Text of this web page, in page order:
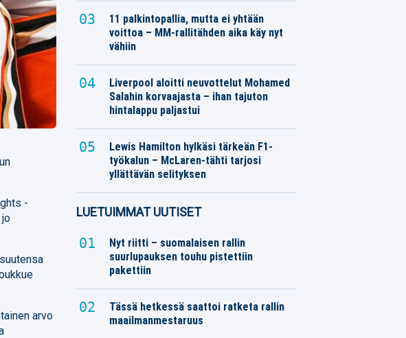
-
arvo
11 palkintopallia, mutta ei yhtään
voittoa – MM-rallitähden aika käy nyt
vähiin
Liverpool aloitti neuvottelut Mohamed
Salahin korvaajasta – ihan tajuton
hintalappu paljastui
Lewis Hamilton hylkäsi tärkeän F1-
työkalun – McLaren-tähti tarjosi
yllättävän selityksen
LUETUIMMAT UUTISET
Nyt riitti – suomalaisen rallin
suurlupauksen touhu pistettiin
pakettiin
Tässä hetkessä saattoi ratketa rallin
maailmanmestaruus